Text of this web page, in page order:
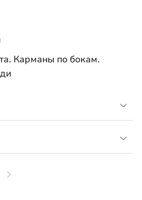
Карманы по бокам.
машинная стирка со
при температуре не